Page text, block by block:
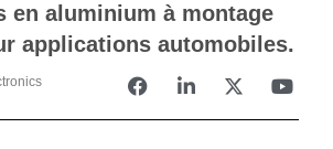
en aluminium à montage
applications automobiles.